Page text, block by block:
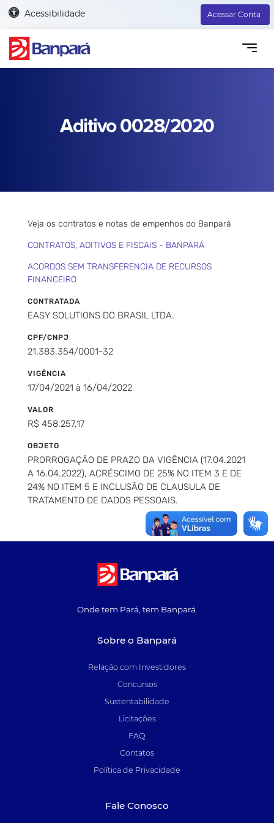
Acessibilidade Acessar Conta
Aditivo 0028/2020
Veja os contratos e notas de empenhos do Banpará
CONTRATOS, ADITIVOS E FISCAIS - BANPARÁ
ACORDOS SEM TRANSFERENCIA DE RECURSOS
FINANCEIRO
CONTRATADA
EASY SOLUTIONS DO BRASIL LTDA.
CPF/CNPJ
21.383.354/0001-32
VIGÊNCIA
17/04/2021 à 16/04/2022
VALOR
R$ 458.257,17
OBJETO
PRORROGAÇÃO DE PRAZO DA VIGÊNCIA (17.04.2021
A 16.04.2022), ACRÉSCIMO DE 25% NO ITEM 3 E DE
24% NO ITEM 5 E INCLUSÃO DE CLAUSULA DE
TRATAMENTO DE DADOS PESSOAIS.
Onde tem Pará, tem Banpará.
Sobre o Banpará
Relação com Investidores
Concursos
Sustentabilidade
Licitações
FAQ
Contatos
Política de Privacidade
Fale Conosco